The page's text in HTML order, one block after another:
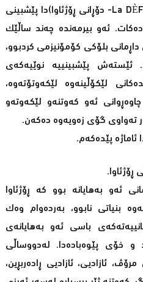
لەکتێبی [La DÈFAITE DE ĽOCCIDENT- دۆڕانی ڕۆژئاوا]دا پێشبینی
ئەو بیرمەندە چەند ساڵێك
بلۆکی کۆمۆنیزمی کردبوو،
ئێستەش پێشبینییە نوێیەکەی
لێکۆڵینەوە لێکەوتۆتەوە،
چاوەڕوانی ئەو کەوتنەو لێکەوتەو
تەواوی گۆی زەویەوە دەکەن.
پێدەکەم.
ئەو بەهایانە بوو کە ڕۆژئاوا
بنیاتی نابوو، بەردەوام وەك
باسی ئەو بەهایانەی
و خۆی پێوەبادەدا. لەدووساڵی
ئازادیی، ئازادیی ڕادەربڕین،